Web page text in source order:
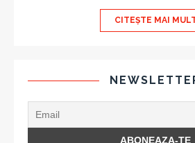
CITEȘTE MAI